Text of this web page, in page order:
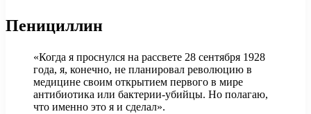
Пенициллин
«Когда я проснулся на рассвете 28 сентября 1928
года, я, конечно, не планировал революцию в
медицине своим открытием первого в мире
антибиотика или бактерии-убийцы. Но полагаю,
что именно это я и сделал».